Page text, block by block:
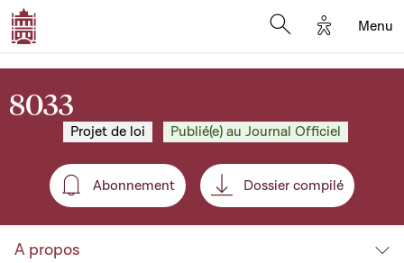
Options
Menu
8033
Projet de loi Publié(e) au Journal Officiel
Abonnement
Abonnement Dossier compilé
A propos